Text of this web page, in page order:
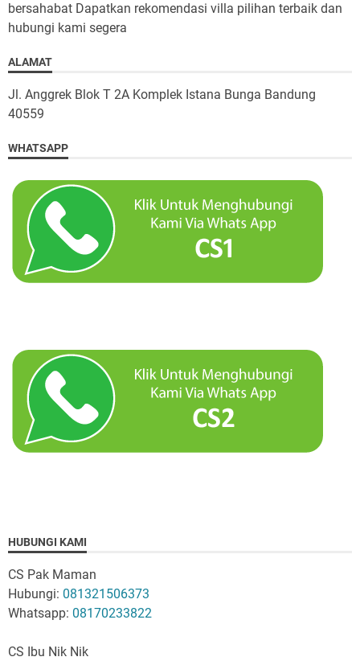
bersahabat Dapatkan rekomendasi villa pilihan terbaik dan
hubungi kami segera
ALAMAT
Jl. Anggrek Blok T 2A Komplek Istana Bunga Bandung
40559
WHATSAPP
HUBUNGI KAMI
CS Pak Maman
Hubungi: 081321506373
Whatsapp: 08170233822
CS Ibu Nik Nik